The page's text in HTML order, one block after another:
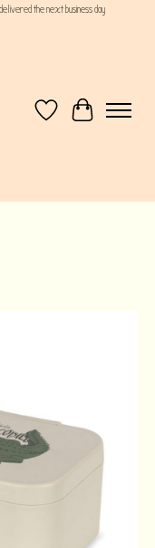
the next business day
VerlanglijstWinkelwagen